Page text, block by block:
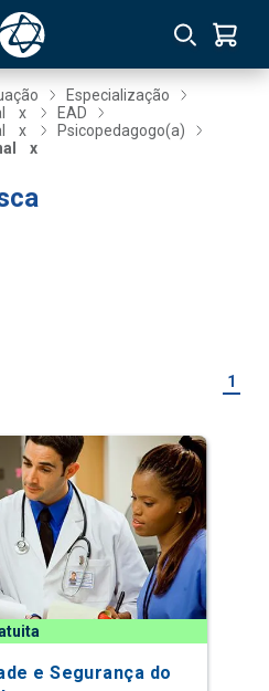
Especialização
x
EAD
x
Psicopedagogo(a)
x
1
e Segurança do